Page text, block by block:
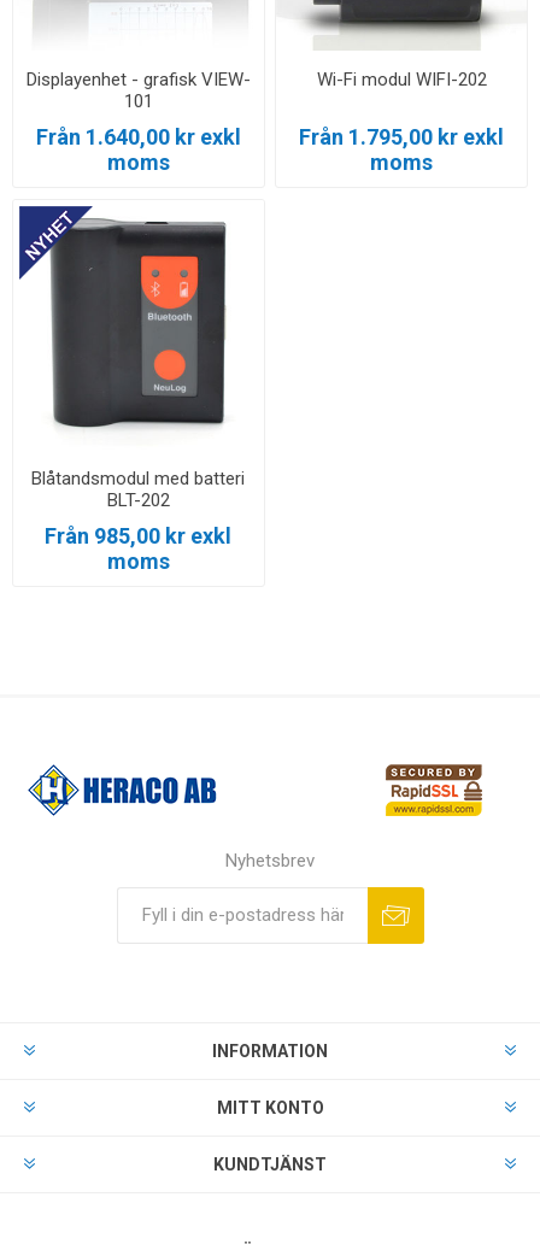
Displayenhet - grafisk VIEW-
101
Från 1.640,00 kr exkl
moms
Wi-Fi modul WIFI-202
Från 1.795,00 kr exkl
moms
Blåtandsmodul med batteri
BLT-202
Från 985,00 kr exkl
moms
Nyhetsbrev
INFORMATION
MITT KONTO
KUNDTJÄNST